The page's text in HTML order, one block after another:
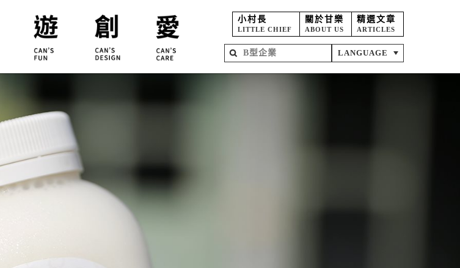
小村長
LITTLE CHIEF
關於甘樂
ABOUT US
精選文章
ARTICLES
LANGUAGE
淨溪行動